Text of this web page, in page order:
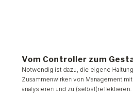
zu klären, bevor es weitere Kreise
(be)trifft. Es ist ein Ansatz, der die
zunächst im entscheidenden kleinen
sich nach außen wendet. Es ist der